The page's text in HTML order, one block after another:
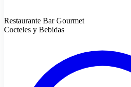
Restaurante Bar Gourmet
Cocteles y Bebidas